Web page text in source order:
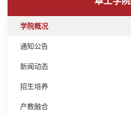
学院概况
通知公告
新闻动态
招生培养
产教融合